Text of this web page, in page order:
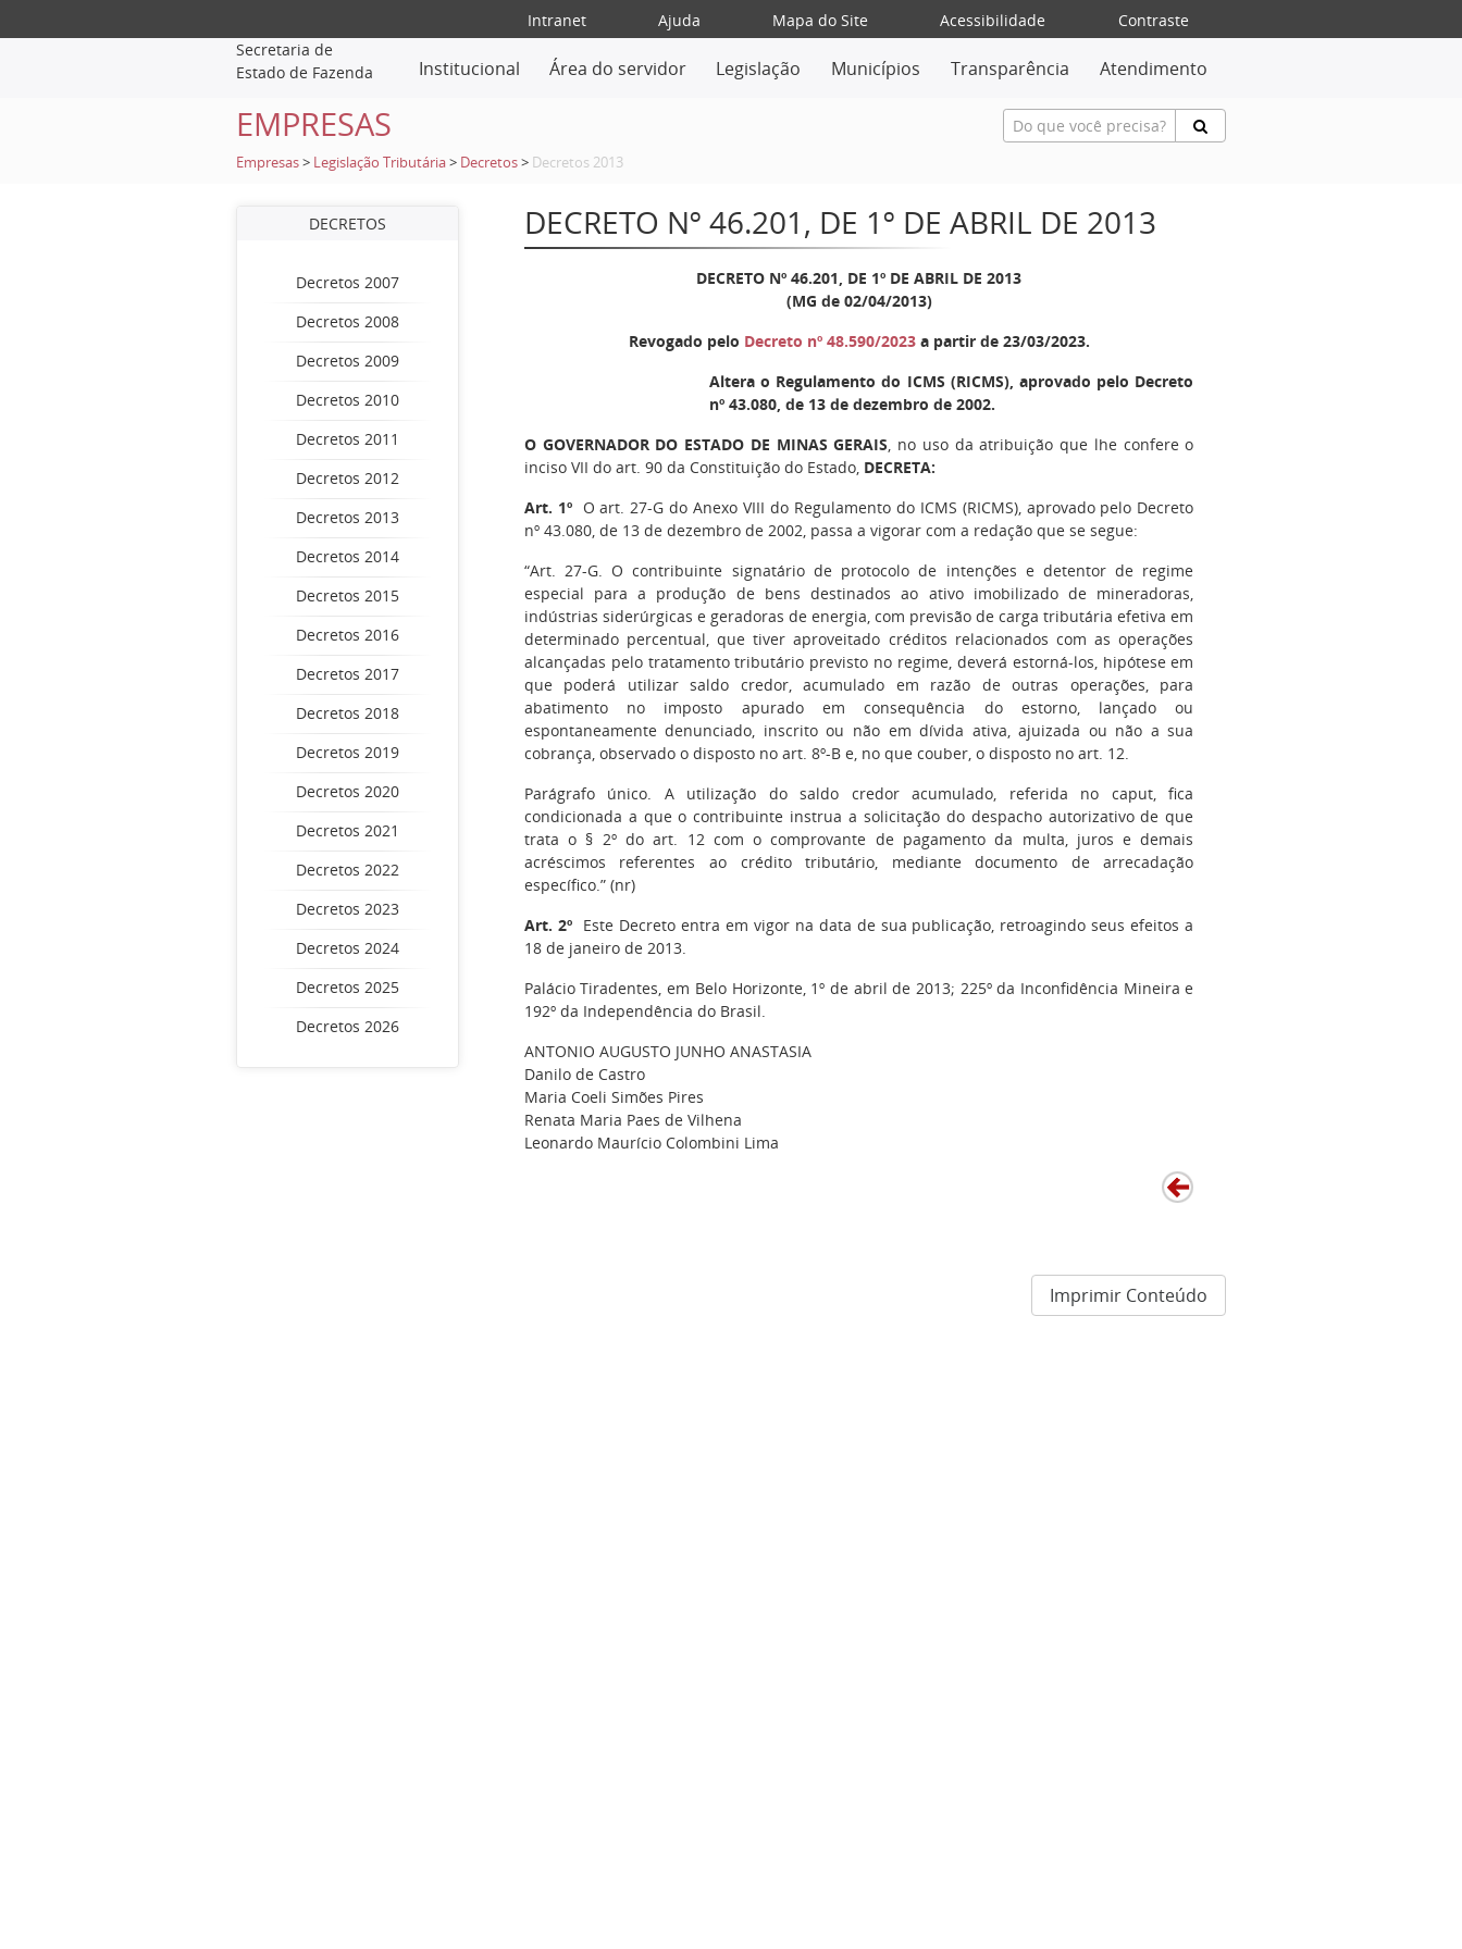
Intranet Ajuda Mapa do Site Acessibilidade
Contraste
Secretaria de
Estado de Fazenda
Institucional Área do servidor Legislação Municípios Transparência Atendimento
EMPRESAS
Empresas > Legislação Tributária > Decretos > Decretos 2013
DECRETOS
Decretos 2007
Decretos 2008
Decretos 2009
Decretos 2010
Decretos 2011
Decretos 2012
Decretos 2013
Decretos 2014
Decretos 2015
Decretos 2016
Decretos 2017
Decretos 2018
Decretos 2019
Decretos 2020
Decretos 2021
Decretos 2022
Decretos 2023
Decretos 2024
Decretos 2025
Decretos 2026
DECRETO Nº 46.201, DE 1º DE ABRIL DE 2013
DECRETO Nº 46.201, DE 1º DE ABRIL DE 2013
(MG de 02/04/2013)
Revogado pelo Decreto nº 48.590/2023a partir de 23/03/2023.
Altera o Regulamento do ICMS (RICMS), aprovado pelo Decreto
nº 43.080, de 13 de dezembro de 2002.
O GOVERNADOR DO ESTADO DE MINAS GERAIS, no uso da atribuição que lhe confere o
inciso VII do art. 90 da Constituição do Estado, DECRETA:
Art. 1ºO art. 27-G do Anexo VIII do Regulamento do ICMS (RICMS), aprovado pelo Decreto
nº 43.080, de 13 de dezembro de 2002, passa a vigorar com a redação que se segue:
“Art. 27-G. O contribuinte signatário de protocolo de intenções e detentor de regime
especial para a produção de bens destinados ao ativo imobilizado de mineradoras,
indústrias siderúrgicas e geradoras de energia, com previsão de carga tributária efetiva em
determinado percentual, que tiver aproveitado créditos relacionados com as operações
alcançadas pelo tratamento tributário previsto no regime, deverá estorná-los, hipótese em
que poderá utilizar saldo credor, acumulado em razão de outras operações, para
abatimento no imposto apurado em consequência do estorno, lançado ou
espontaneamente denunciado, inscrito ou não em dívida ativa, ajuizada ou não a sua
cobrança, observado o disposto no art. 8º-B e, no que couber, o disposto no art. 12.
Parágrafo único. A utilização do saldo credor acumulado, referida no caput, fica
condicionada a que o contribuinte instrua a solicitação do despacho autorizativo de que
trata o § 2º do art. 12 com o comprovante de pagamento da multa, juros e demais
acréscimos referentes ao crédito tributário, mediante documento de arrecadação
específico.” (nr)
Art. 2ºEste Decreto entra em vigor na data de sua publicação, retroagindo seus efeitos a
18 de janeiro de 2013.
Palácio Tiradentes, em Belo Horizonte, 1º de abril de 2013; 225º da Inconfidência Mineira e
192º da Independência do Brasil.
ANTONIO AUGUSTO JUNHO ANASTASIA
Danilo de Castro
Maria Coeli Simões Pires
Renata Maria Paes de Vilhena
Leonardo Maurício Colombini Lima
Imprimir Conteúdo